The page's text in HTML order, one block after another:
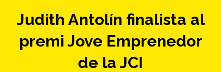
Judith Antolín finalista al
premi Jove Emprenedor
de la JCI